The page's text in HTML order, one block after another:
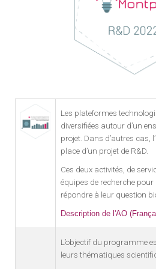
Les plateformes
diversifiées autour d’un
projet. Dans d’autres cas,
place d’un projet de R&D.
Ces deux activités, de
équipes de recherche
répondre à leur question
Description de l'AO
L’objectif du programme
leurs thématiques